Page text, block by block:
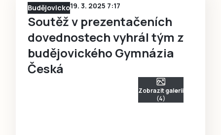
Budějovicko19. 3. 2025 7:17
Soutěž v prezentačeních
dovednostech vyhrál tým z
budějovického Gymnázia
Česká
Zobrazit galerii
(4)